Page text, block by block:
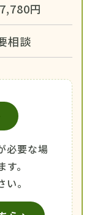
円
相談
必要な場
。
。